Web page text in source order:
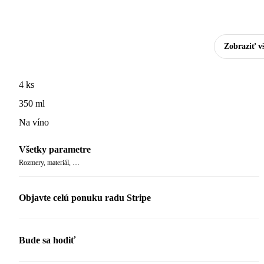
Zobraziť
4 ks
350 ml
Na víno
Všetky parametre
Rozmery, materiál, …
Objavte celú ponuku radu Stripe
Bude sa hodiť